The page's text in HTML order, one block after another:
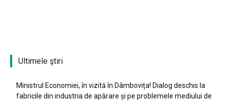
Ultimele ştiri
Ministrul Economiei, în vizită în Dâmbovița! Dialog deschis la
fabricile din industria de apărare și pe problemele mediului de